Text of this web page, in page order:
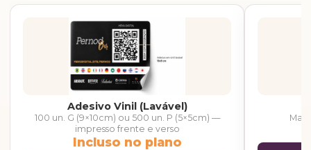
Adesivo Vinil (Lavável)
100 un. G (9×10cm) ou 500 un. P (5×5cm) —
impresso frente e verso
Incluso no plano